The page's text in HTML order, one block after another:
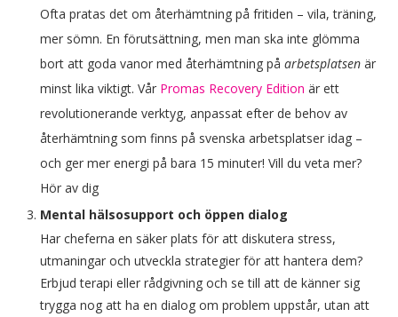
Ofta pratas det om återhämtning på fritiden – vila, träning,
mer sömn. En förutsättning, men man ska inte glömma
bort att goda vanor med återhämtning på arbetsplatsen är
minst lika viktigt. Vår Promas Recovery Edition är ett
revolutionerande verktyg, anpassat efter de behov av
återhämtning som finns på svenska arbetsplatser idag –
och ger mer energi på bara 15 minuter! Vill du veta mer?
Hör av dig
Mental hälsosupport och öppen dialog
Har cheferna en säker plats för att diskutera stress,
utmaningar och utveckla strategier för att hantera dem?
Erbjud terapi eller rådgivning och se till att de känner sig
trygga nog att ha en dialog om problem uppstår, utan att